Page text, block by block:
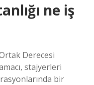
ne iş
Derecesi
stajyerleri
bir